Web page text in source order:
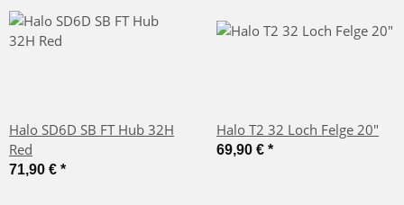
Halo SD6D SB FT Hub 32H
Red
71,90 € *
Halo T2 32 Loch Felge 20"
69,90 € *